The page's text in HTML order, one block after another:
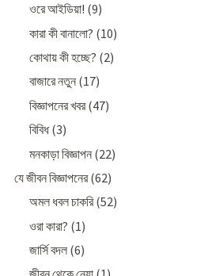
ওরে আইডিয়া! (9)
কারা কী বানালো? (10)
কোথায় কী হচ্ছে? (2)
বাজারে নতুন (17)
বিজ্ঞাপনের খবর(47)
বিবিধ(3)
মনকাড়া বিজ্ঞাপন (22)
যে জীবন বিজ্ঞাপনের(62)
অমল ধবল চাকরি(52)
ওরা কারা? (1)
জার্সি বদল (6)